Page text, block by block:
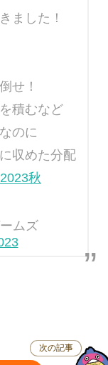
ました！
せ！
積むなど
のに
収めた分配
秋
ムズ
次の記事